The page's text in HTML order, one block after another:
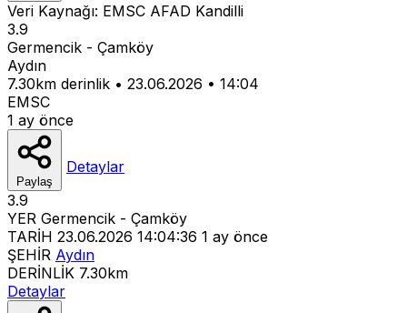
Veri Kaynağı: EMSC AFAD Kandilli
3.9
Germencik - Çamköy
Aydın
7.30km derinlik • 23.06.2026 • 14:04
EMSC
1 ay önce
Paylaş
Detaylar
3.9
YER Germencik - Çamköy
TARİH 23.06.2026 14:04:36 1 ay önce
ŞEHİR Aydın
DERİNLİK 7.30km
Detaylar